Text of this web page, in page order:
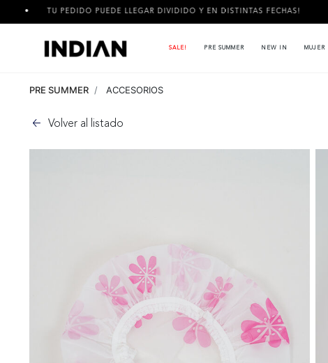
TU PEDIDO PUEDE LLEGAR DIVIDIDO Y EN DISTINTAS FECHAS!
SALE! PRE SUMMER NEW IN MUJER
PRE SUMMER ACCESORIOS
Volver al listado